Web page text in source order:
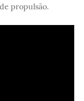
propulsão.